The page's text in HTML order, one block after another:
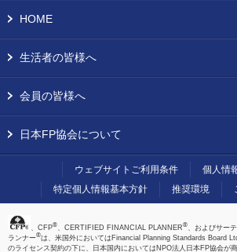
HOME
生活者の皆様へ
会員の皆様へ
日本FP協会について
ウェブサイトご利用条件
個人情
特定個人情報基本方針
推奨環境
、CFP®、CERTIFIED FINANCIAL PLANNER®、およびサー
ランナー®は、米国外においてはFinancial Planning Standards Board
のライセンス契約の下に、日本国内においてはNPO法人日本FP協会が